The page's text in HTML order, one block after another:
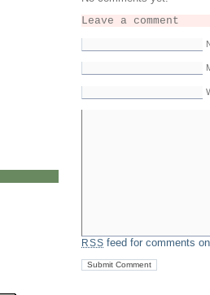
Leave a comment
RSS feed for comments